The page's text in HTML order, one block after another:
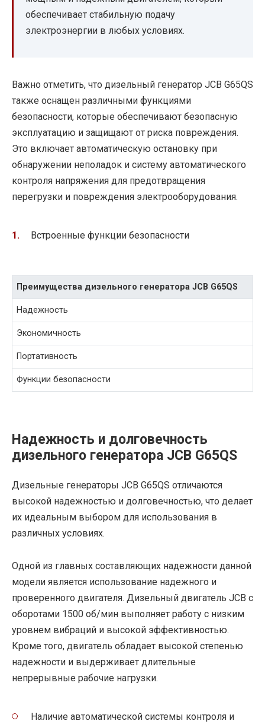
обеспечивает стабильную подачу
электроэнергии в любых условиях.
Важно отметить, что дизельный генератор JCB G65QS
также оснащен различными функциями
безопасности, которые обеспечивают безопасную
эксплуатацию и защищают от риска повреждения.
Это включает автоматическую остановку при
обнаружении неполадок и систему автоматического
контроля напряжения для предотвращения
перегрузки и повреждения электрооборудования.
Встроенные функции безопасности
Преимущества дизельного генератора JCB G65QS
Надежность
Экономичность
Портативность
Функции безопасности
Надежность и долговечность
дизельного генератора JCB G65QS
Дизельные генераторы JCB G65QS отличаются
высокой надежностью и долговечностью, что делает
их идеальным выбором для использования в
различных условиях.
Одной из главных составляющих надежности данной
модели является использование надежного и
проверенного двигателя. Дизельный двигатель JCB с
оборотами 1500 об/мин выполняет работу с низким
уровнем вибраций и высокой эффективностью.
Кроме того, двигатель обладает высокой степенью
надежности и выдерживает длительные
непрерывные рабочие нагрузки.
Наличие автоматической системы контроля и